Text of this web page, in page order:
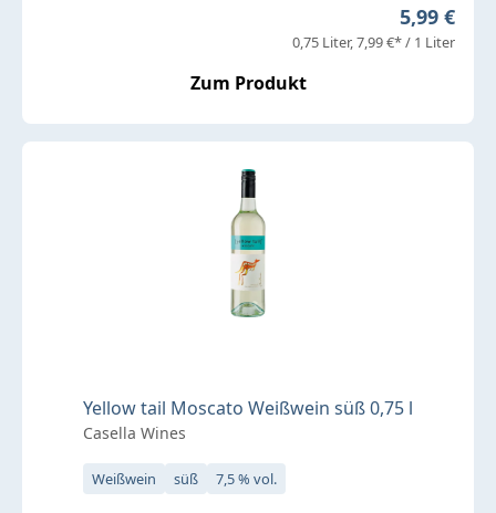
Regulärer
5,99 €
0,75 Liter 7,99 €* / 1 Liter
Zum Produkt
Yellow tail Moscato Weißwein süß 0,75 l
Casella Wines
Weißwein süß 7,5 % vol.